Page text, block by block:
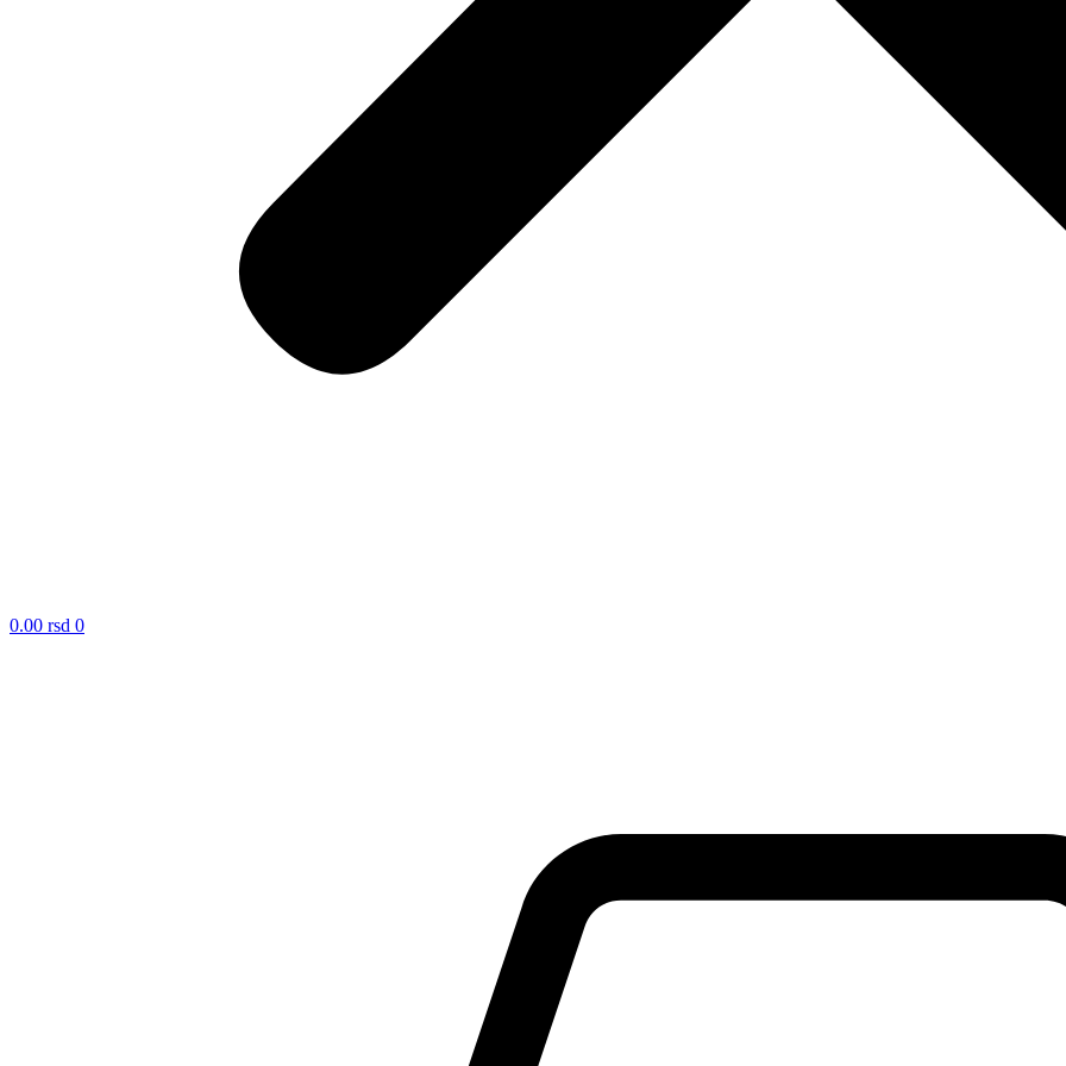
0.00 rsd 0